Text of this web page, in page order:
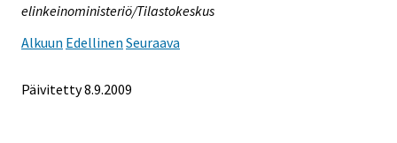
elinkeinoministeriö/Tilastokeskus
Alkuun Edellinen Seuraava
Päivitetty8.9.2009